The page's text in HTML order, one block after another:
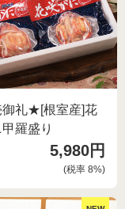
礼★[根室産]花
羅盛り
5,980円
(税率 8%)